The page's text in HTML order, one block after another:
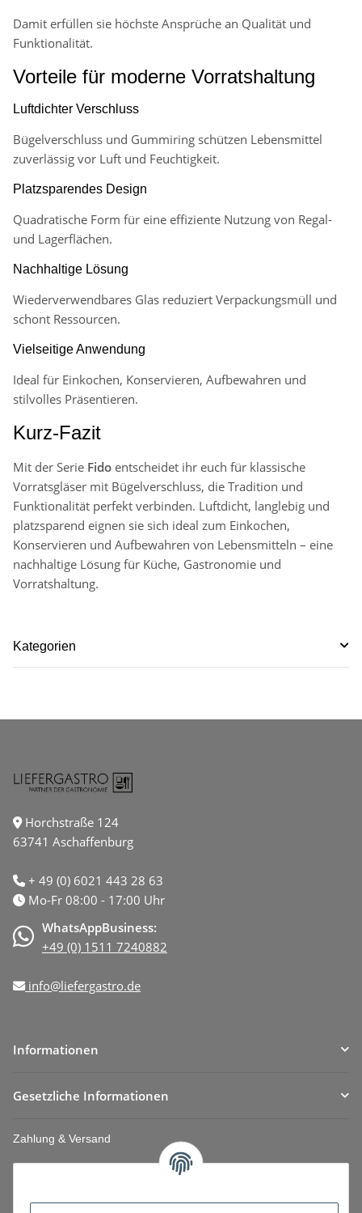
Damit erfüllen sie höchste Ansprüche an Qualität und
Funktionalität.
Vorteile für moderne Vorratshaltung
Luftdichter Verschluss
Bügelverschluss und Gummiring schützen Lebensmittel
zuverlässig vor Luft und Feuchtigkeit.
Platzsparendes Design
Quadratische Form für eine effiziente Nutzung von Regal-
und Lagerflächen.
Nachhaltige Lösung
Wiederverwendbares Glas reduziert Verpackungsmüll und
schont Ressourcen.
Vielseitige Anwendung
Ideal für Einkochen, Konservieren, Aufbewahren und
stilvolles Präsentieren.
Kurz-Fazit
Mit der Serie Fido entscheidet ihr euch für klassische
Vorratsgläser mit Bügelverschluss, die Tradition und
Funktionalität perfekt verbinden. Luftdicht, langlebig und
platzsparend eignen sie sich ideal zum Einkochen,
Konservieren und Aufbewahren von Lebensmitteln – eine
nachhaltige Lösung für Küche, Gastronomie und
Vorratshaltung.
Kategorien
Horchstraße 124
63741 Aschaffenburg
+ 49 (0) 6021 443 28 63
Mo-Fr 08:00 - 17:00 Uhr
WhatsAppBusiness:
+49 (0) 1511 7240882
info@liefergastro.de
Informationen
Gesetzliche Informationen
Zahlung & Versand